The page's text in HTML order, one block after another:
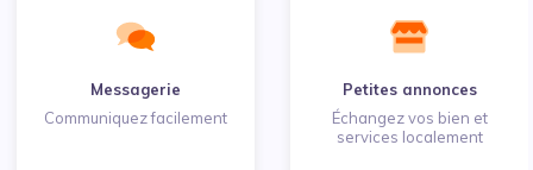
Messagerie
Communiquez facilement
Petites annonces
Échangez vos bien et
services localement